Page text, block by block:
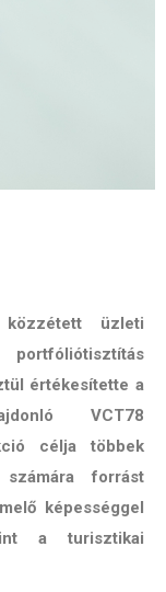
üzleti
értékesítette a
VCT78
célja többek
forrást
képességgel
a turisztikai